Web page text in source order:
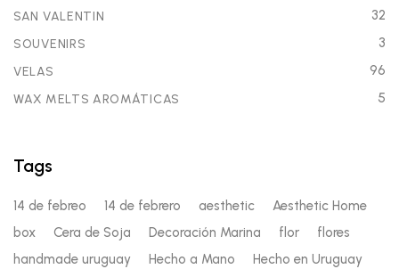
SAN VALENTIN 32
SOUVENIRS 3
VELAS 96
WAX MELTS AROMÁTICAS 5
Tags
14 de febreo 14 de febrero aesthetic
Aesthetic Home
box
Cera de Soja Decoración Marina flor
flores
handmade uruguay
Hecho a Mano
Hecho en Uruguay